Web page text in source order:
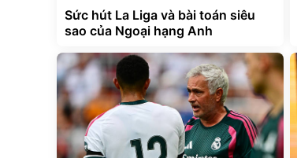
Sức hút La Liga và bài toán siêu
sao của Ngoại hạng Anh